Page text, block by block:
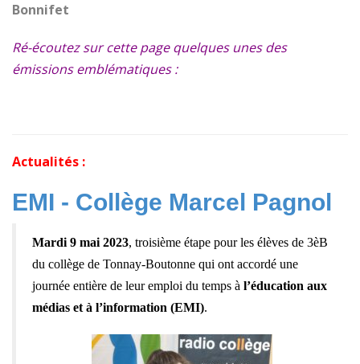
Bonnifet
Ré-écoutez sur cette page quelques unes des
émissions emblématiques :
Actualités :
EMI - Collège Marcel Pagnol
Mardi 9 mai 2023, troisième étape pour les élèves de 3èB
du collège de Tonnay-Boutonne qui ont accordé une
journée entière de leur emploi du temps à l’éducation aux
médias et à l’information (EMI).